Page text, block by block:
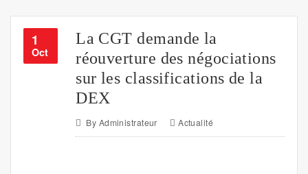
1
Oct
La CGT demande la
réouverture des négociations
sur les classifications de la
DEX
By Administrateur Actualité